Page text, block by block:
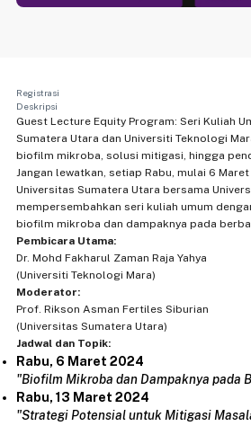
Registrasi
Deskripsi
Guest Lecture Equity Program: Seri Kuliah
Sumatera Utara dan Universiti Teknologi
biofilm mikroba, solusi mitigasi, hingga
Jangan lewatkan, setiap Rabu, mulai 6 Maret
Universitas Sumatera Utara bersama
mempersembahkan seri kuliah umum
biofilm mikroba dan dampaknya pada
Pembicara Utama:
Dr. Mohd Fakharul Zaman Raja Yahya
(Universiti Teknologi Mara)
Moderator:
Prof. Rikson Asman Fertiles Siburian
(Universitas Sumatera Utara)
Jadwal dan Topik:
Rabu, 6 Maret 2024
"Biofilm Mikroba dan Dampaknya pada
Rabu, 13 Maret 2024
"Strategi Potensial untuk Mitigasi